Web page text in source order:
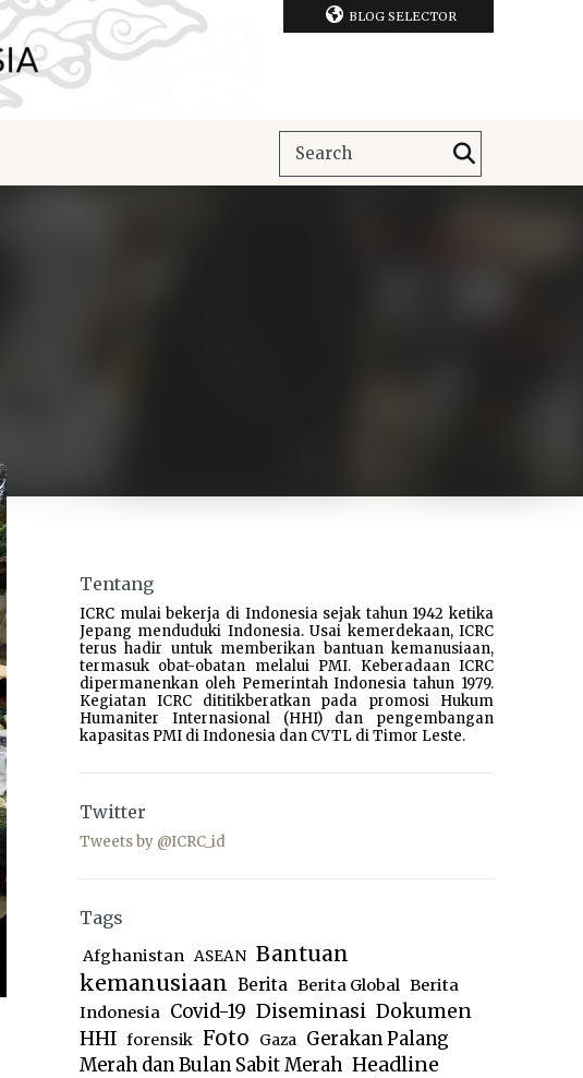
BLOG SELECTOR
Tentang
ICRC mulai bekerja di Indonesia sejak tahun 1942 ketika
Jepang menduduki Indonesia. Usai kemerdekaan, ICRC
terus hadir untuk memberikan bantuan kemanusiaan,
termasuk obat-obatan melalui PMI. Keberadaan ICRC
dipermanenkan oleh Pemerintah Indonesia tahun 1979.
Kegiatan ICRC dititikberatkan pada promosi Hukum
Humaniter Internasional (HHI) dan pengembangan
kapasitas PMI di Indonesia dan CVTL di Timor Leste.
Twitter
Tweets by @ICRC_id
Tags
Afghanistan ASEAN Bantuan
kemanusiaan Berita Berita Global Berita
Indonesia Covid-19 Diseminasi Dokumen
HHI forensik Foto Gaza Gerakan Palang
Merah dan Bulan Sabit Merah Headline